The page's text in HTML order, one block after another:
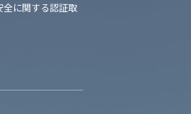
全に関する認証取